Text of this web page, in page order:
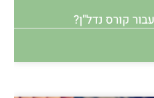
קורס נדל"ן?